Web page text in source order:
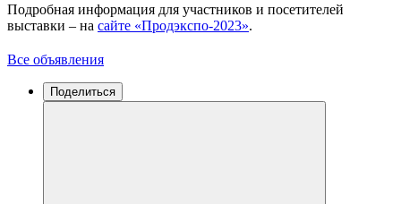
Подробная информация для участников и посетителей
выставки – на сайте «Продэкспо-2023».
Все объявления
Поделиться